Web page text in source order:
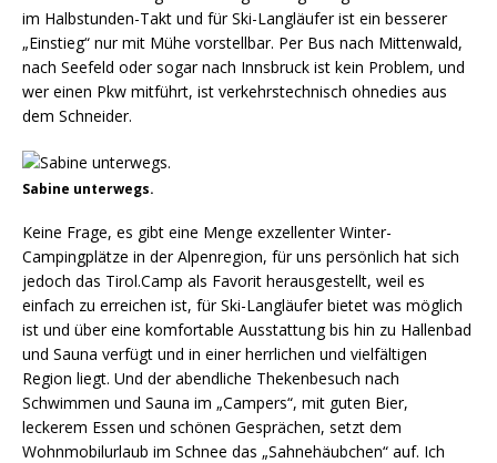
im Halbstunden-Takt und für Ski-Langläufer ist ein besserer
„Einstieg“ nur mit Mühe vorstellbar. Per Bus nach Mittenwald,
nach Seefeld oder sogar nach Innsbruck ist kein Problem, und
wer einen Pkw mitführt, ist verkehrstechnisch ohnedies aus
dem Schneider.
Sabine unterwegs.
Keine Frage, es gibt eine Menge exzellenter Winter-
Campingplätze in der Alpenregion, für uns persönlich hat sich
jedoch das Tirol.Camp als Favorit herausgestellt, weil es
einfach zu erreichen ist, für Ski-Langläufer bietet was möglich
ist und über eine komfortable Ausstattung bis hin zu Hallenbad
und Sauna verfügt und in einer herrlichen und vielfältigen
Region liegt. Und der abendliche Thekenbesuch nach
Schwimmen und Sauna im „Campers“, mit guten Bier,
leckerem Essen und schönen Gesprächen, setzt dem
Wohnmobilurlaub im Schnee das „Sahnehäubchen“ auf. Ich